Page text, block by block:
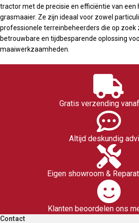
tractor met de precisie en efficiëntie van een
grasmaaier. Ze zijn ideaal voor zowel
professionele terreinbeheerders die op zoek
betrouwbare en tijdbesparende oplossing
maaiwerkzaamheden.
Gratis verzending
Altijd deskundig
Eigen showroom &
Klanten beoordelen ons
Contact